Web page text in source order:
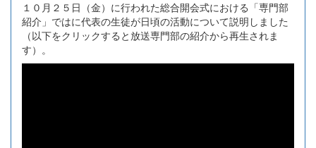
１０月２５日（金）に行われた総合開会式における「専門部
紹介」ではに代表の生徒が日頃の活動について説明しました
（以下をクリックすると放送専門部の紹介から再生されま
す）。